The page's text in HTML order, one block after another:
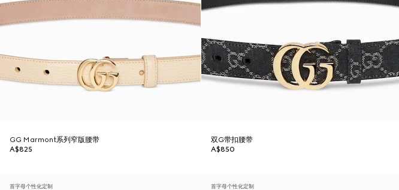
GG Marmont系列窄版腰带
A$825
双G带扣腰带
A$850
首字母个性化定制 首字母个性化定制